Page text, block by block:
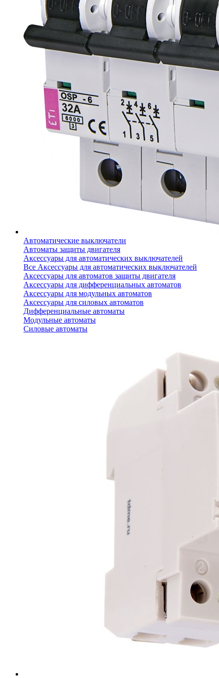
Автоматические выключатели
Автоматы защиты двигателя
Аксессуары для автоматических выключателей
Все Аксессуары для автоматических выключателей
Аксессуары для автоматов защиты двигателя
Аксессуары для дифференциальных автоматов
Аксессуары для модульных автоматов
Аксессуары для силовых автоматов
Дифференциальные автоматы
Модульные автоматы
Силовые автоматы